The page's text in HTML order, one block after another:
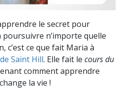
le secret pour
n’importe quelle
c’est ce que fait Maria à
Saint Hill. Elle fait le cours du
comment apprendre
la vie !